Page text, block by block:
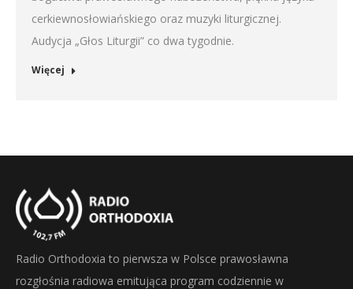
cerkiewnosłowiańskiego oraz muzyki liturgicznej.
Audycja „Głos Liturgii” co dwa tygodnie.
Więcej
Radio Orthodoxia to pierwsza w Polsce prawosławna
rozgłośnia radiowa emitująca program codziennie w